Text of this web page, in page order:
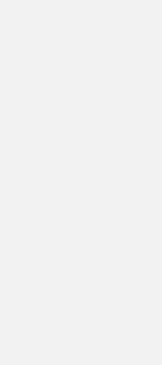
Energien, eine
Anbindung über
Finland den Aufbau
Regionen zu
steht noch aus. Die
genehmigt.
Northern Power-Event